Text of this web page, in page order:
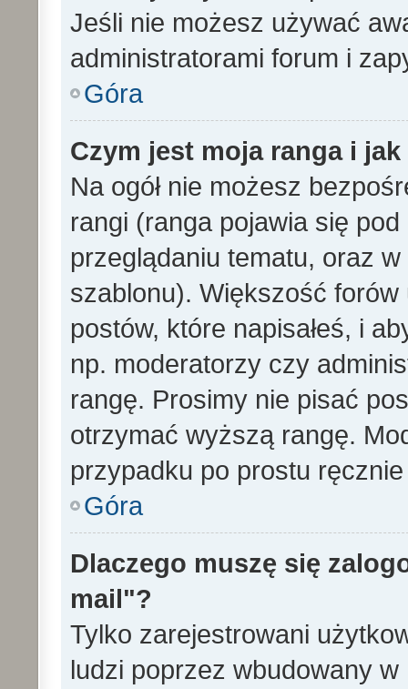
Jeśli nie możesz używać
administratorami forum i
Góra
Czym jest moja ranga i
Na ogół nie możesz
rangi (ranga pojawia się
przeglądaniu tematu, oraz
szablonu). Większość
postów, które napisałeś, i
np. moderatorzy czy
rangę. Prosimy nie pisać
otrzymać wyższą rangę.
przypadku po prostu
Góra
Dlaczego muszę się
mail"?
Tylko zarejestrowani
ludzi poprzez wbudowany